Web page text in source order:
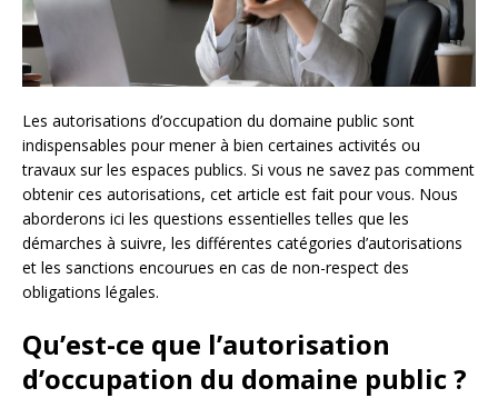
Les autorisations d’occupation du domaine public sont
indispensables pour mener à bien certaines activités ou
travaux sur les espaces publics. Si vous ne savez pas comment
obtenir ces autorisations, cet article est fait pour vous. Nous
aborderons ici les questions essentielles telles que les
démarches à suivre, les différentes catégories d’autorisations
et les sanctions encourues en cas de non-respect des
obligations légales.
Qu’est-ce que l’autorisation
d’occupation du domaine public ?